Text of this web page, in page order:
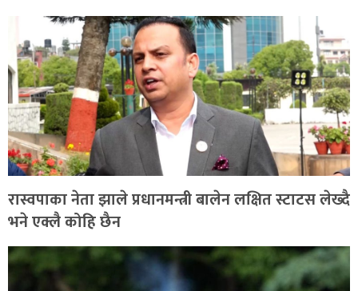
रास्वपाका नेता झाले प्रधानमन्त्री बालेन लक्षित स्टाटस लेख्दै
भने एक्लै कोहि छैन